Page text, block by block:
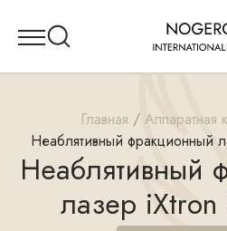
Главная
Аппаратная
Неаблятивный фракционный
Неаблятивный
лазер iXtron